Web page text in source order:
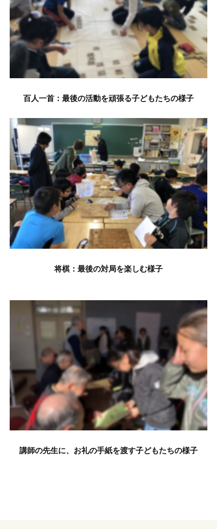
百人一首：最後の活動を頑張る子どもたちの様子
将棋：最後の対局を楽しむ様子
講師の先生に、お礼の手紙を渡す子どもたちの様子